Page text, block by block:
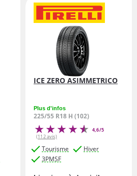
ICE ZERO ASIMMETRICO
Plus d'infos
225/55 R18 H (102)
4,6/5
(112 avis)
Tourisme
Hiver
3PMSF